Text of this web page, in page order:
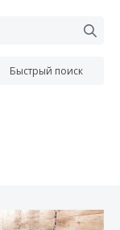
Быстрый поиск